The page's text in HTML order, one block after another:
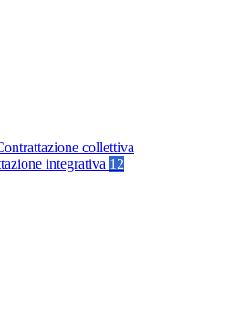
collettiva
integrativa 12